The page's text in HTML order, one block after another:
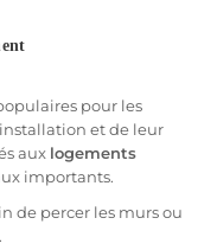
pour appartement,
Le choix du type
appartement, de
budget.
pour les
et de leur
aux logements
importants.
de percer les murs ou